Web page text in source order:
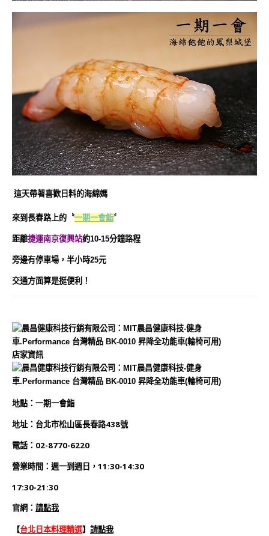
這天帶著喜歡日料的海綿媽
來到長春路上的〝一期一會鮨〞
距離捷運南京復興站約10-15分鐘路程
旁邊有停車場，半小時25元
交通方面算是挺便利！
店家資訊
地點： 一期一會鮨
地址： 台北市松山區長春路438號
電話： 02-8770-6220
營業時間：週一到週日，11:30-14:30
17:30-21:30
官網 ： 請點我
【台北日本料理精選】 請點我